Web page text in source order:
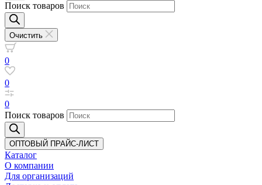
Поиск товаров
Очистить
0
0
0
Поиск товаров
ОПТОВЫЙ ПРАЙС-ЛИСТ
Каталог
О компании
Для организаций